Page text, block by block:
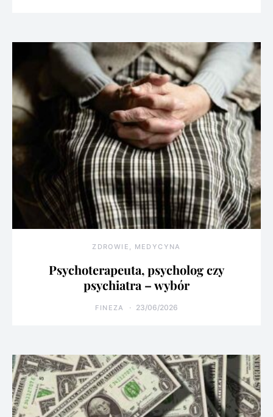
ZDROWIE, MEDYCYNA
Psychoterapeuta, psycholog czy
psychiatra – wybór
FINEZA 23/06/2026